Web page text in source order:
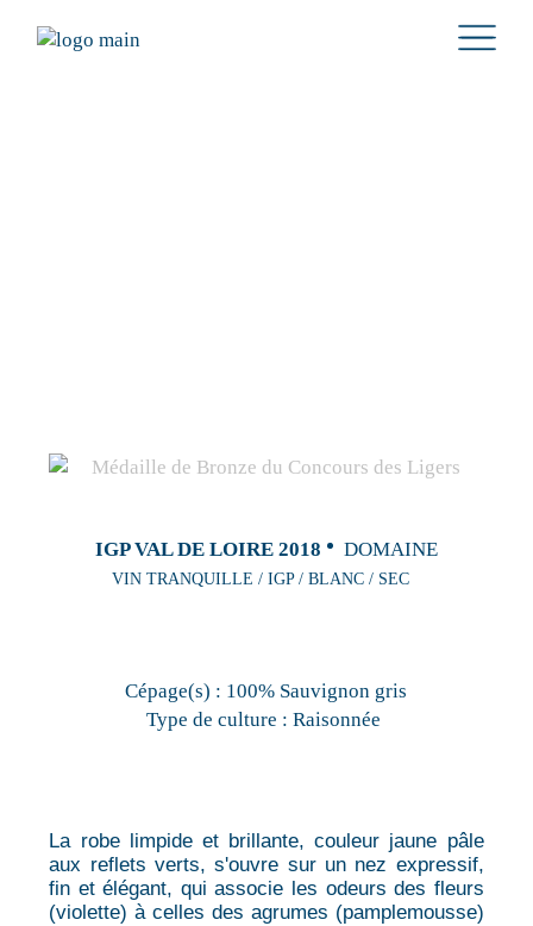
IGP VAL DE LOIRE 2018 DOMAINE
VIN TRANQUILLE / IGP / BLANC / SEC
Cépage(s) : 100% Sauvignon gris
Type de culture : Raisonnée
La robe limpide et brillante, couleur jaune pâle
aux reflets verts, s'ouvre sur un nez expressif,
fin et élégant, qui associe les odeurs des fleurs
(violette) à celles des agrumes (pamplemousse)